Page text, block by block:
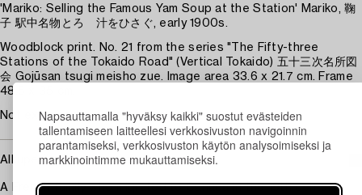
Napsauttamalla "hyväksy kaikki" suostut evästeiden
tallentamiseen laitteellesi verkkosivuston navigoinnin
parantamiseksi, verkkosivuston käytön analysoimiseksi ja
markkinointimme mukauttamiseksi.
'Mariko: Selling the Famous Yam Soup at the Station' Mariko, 鞠
子 駅中名物とろゝ汁をひさぐ, early 1900s.
Woodblock print. No. 21 from the series "The Fifty-three
Stations of the Tokaido Road" (Vertical Tokaido) 五十三次名所図
会 Gojūsan tsugi meisho zue. Image area 33.6 x 21.7 cm. Frame
48.5 x 35 cm.
Not examined out of the frame. Faded.
Alkuperä - Provenienssi
A French family who migrated to Canada in the 19th century.